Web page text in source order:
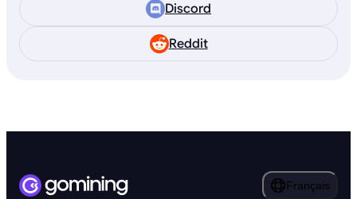
Discord
Reddit
Français